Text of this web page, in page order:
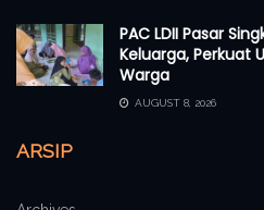
PAC LDII Pasar
Keluarga, Perkuat
Warga
AUGUST 8, 2026
ARSIP